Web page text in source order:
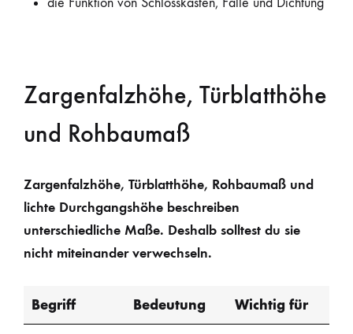
Zargenfalzhöhe, Türblatthöhe
und Rohbaumaß
Zargenfalzhöhe, Türblatthöhe, Rohbaumaß und
lichte Durchgangshöhe beschreiben
unterschiedliche Maße. Deshalb solltest du sie
nicht miteinander verwechseln.
Begriff Bedeutung Wichtig für